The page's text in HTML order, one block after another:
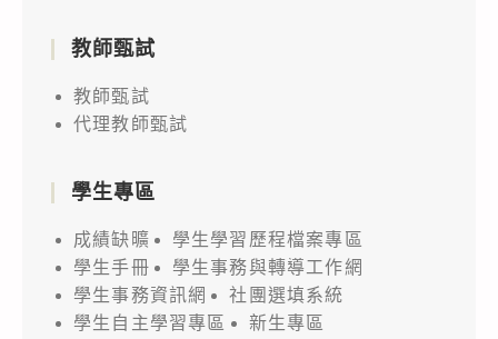
教師甄試
教師甄試
代理教師甄試
學生專區
成績缺曠
學生學習歷程檔案專區
學生手冊
學生事務與轉導工作網
學生事務資訊網
社團選填系統
學生自主學習專區
新生專區